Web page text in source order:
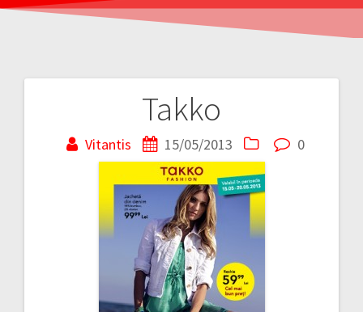
Takko
Vitantis 15/05/2013 0
articole